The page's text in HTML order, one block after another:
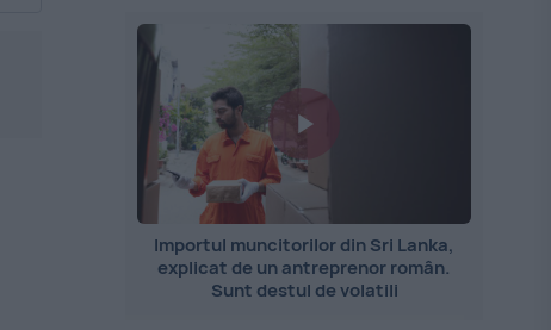
Importul muncitorilor din Sri Lanka,
explicat de un antreprenor român.
Sunt destul de volatili